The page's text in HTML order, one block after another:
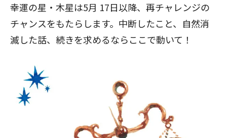
幸運の星・木星は5月 17日以降、再チャレンジの
チャンスをもたらします。中断したこと、自然消
滅した話、続きを求めるならここで動いて！